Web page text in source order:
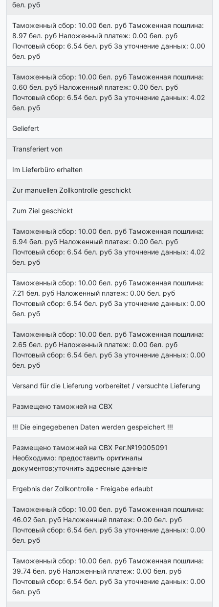
бел. руб
Таможенный сбор: 10.00 бел. руб Таможенная пошлина:
8.97 бел. руб Наложенный платеж: 0.00 бел. руб
Почтовый сбор: 6.54 бел. руб За уточнение данных: 0.00
бел. руб
Таможенный сбор: 10.00 бел. руб Таможенная пошлина:
0.60 бел. руб Наложенный платеж: 0.00 бел. руб
Почтовый сбор: 6.54 бел. руб За уточнение данных: 4.02
бел. руб
Geliefert
Transferiert von
Im Lieferbüro erhalten
Zur manuellen Zollkontrolle geschickt
Zum Ziel geschickt
Таможенный сбор: 10.00 бел. руб Таможенная пошлина:
6.94 бел. руб Наложенный платеж: 0.00 бел. руб
Почтовый сбор: 6.54 бел. руб За уточнение данных: 4.02
бел. руб
Таможенный сбор: 10.00 бел. руб Таможенная пошлина:
7.21 бел. руб Наложенный платеж: 0.00 бел. руб
Почтовый сбор: 6.54 бел. руб За уточнение данных: 0.00
бел. руб
Таможенный сбор: 10.00 бел. руб Таможенная пошлина:
2.65 бел. руб Наложенный платеж: 0.00 бел. руб
Почтовый сбор: 6.54 бел. руб За уточнение данных: 0.00
бел. руб
Versand für die Lieferung vorbereitet / versuchte Lieferung
Размещено таможней на СВХ
!!! Die eingegebenen Daten werden gespeichert !!!
Размещено таможней на СВХ Рег.№19005091
Необходимо: предоставить оригиналы
документов;уточнить адресные данные
Ergebnis der Zollkontrolle - Freigabe erlaubt
Таможенный сбор: 10.00 бел. руб Таможенная пошлина:
46.02 бел. руб Наложенный платеж: 0.00 бел. руб
Почтовый сбор: 6.54 бел. руб За уточнение данных: 0.00
бел. руб
Таможенный сбор: 10.00 бел. руб Таможенная пошлина:
39.74 бел. руб Наложенный платеж: 0.00 бел. руб
Почтовый сбор: 6.54 бел. руб За уточнение данных: 0.00
бел. руб